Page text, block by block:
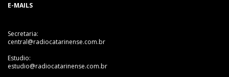
E-MAILS
Secretaria:
central@radiocatarinense.com.br
Estudio:
estudio@radiocatarinense.com.br